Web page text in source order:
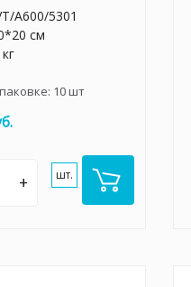
A600/5301
см
10шт
+ шт.